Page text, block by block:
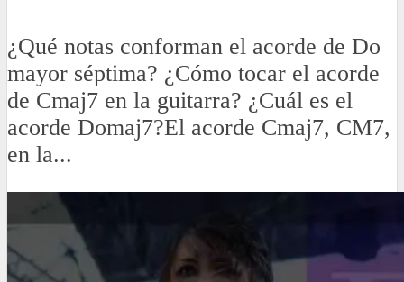
¿Qué notas conforman el acorde de Do
mayor séptima? ¿Cómo tocar el acorde
de Cmaj7 en la guitarra? ¿Cuál es el
acorde Domaj7?El acorde Cmaj7, CM7,
en la...